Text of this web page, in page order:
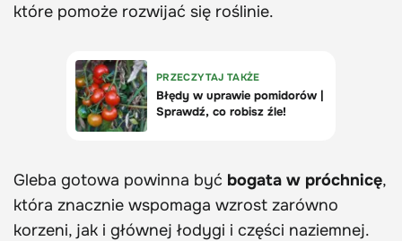
które pomoże rozwijać się roślinie.
Gleba gotowa powinna być bogata w próchnicę,
która znacznie wspomaga wzrost zarówno
korzeni, jak i głównej łodygi i części naziemnej.